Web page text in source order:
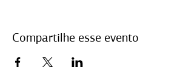
Compartilhe esse evento